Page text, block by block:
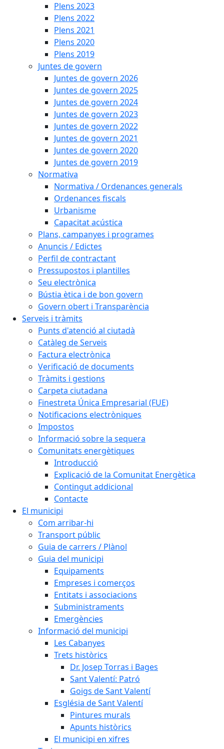
Plens 2023
Plens 2022
Plens 2021
Plens 2020
Plens 2019
Juntes de govern
Juntes de govern 2026
Juntes de govern 2025
Juntes de govern 2024
Juntes de govern 2023
Juntes de govern 2022
Juntes de govern 2021
Juntes de govern 2020
Juntes de govern 2019
Normativa
Normativa / Ordenances generals
Ordenances fiscals
Urbanisme
Capacitat acústica
Plans, campanyes i programes
Anuncis / Edictes
Perfil de contractant
Pressupostos i plantilles
Seu electrònica
Bústia ètica i de bon govern
Govern obert i Transparència
Serveis i tràmits
Punts d'atenció al ciutadà
Catàleg de Serveis
Factura electrònica
Verificació de documents
Tràmits i gestions
Carpeta ciutadana
Finestreta Única Empresarial (FUE)
Notificacions electròniques
Impostos
Informació sobre la sequera
Comunitats energètiques
Introducció
Explicació de la Comunitat Energètica
Contingut addicional
Contacte
El municipi
Com arribar-hi
Transport públic
Guia de carrers / Plànol
Guia del municipi
Equipaments
Empreses i comerços
Entitats i associacions
Subministraments
Emergències
Informació del municipi
Les Cabanyes
Trets històrics
Dr. Josep Torras i Bages
Sant Valentí: Patró
Goigs de Sant Valentí
Església de Sant Valentí
Pintures murals
Apunts històrics
El municipi en xifres